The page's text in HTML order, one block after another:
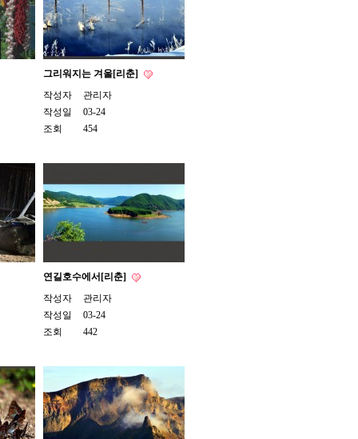
그리워지는 겨울[리춘]
작성자
관리자
작성일
03-24
조회
454
연길호수에서[리춘]
작성자
관리자
작성일
03-24
조회
442